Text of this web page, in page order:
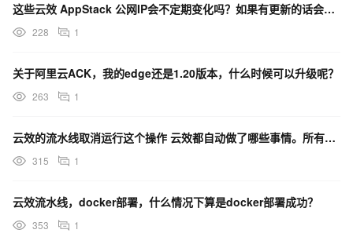
这些云效 AppStack 公网IP会不定期变化吗？如果有更新的话会在哪里通知吗？
228 1
关于阿里云ACK，我的edge还是1.20版本，什么时候可以升级呢？
263 1
云效的流水线取消运行这个操作 云效都自动做了哪些事情。所有本次构建的已经执行的命令自动回滚么？
315 1
云效流水线，docker部署，什么情况下算是docker部署成功？
353 1